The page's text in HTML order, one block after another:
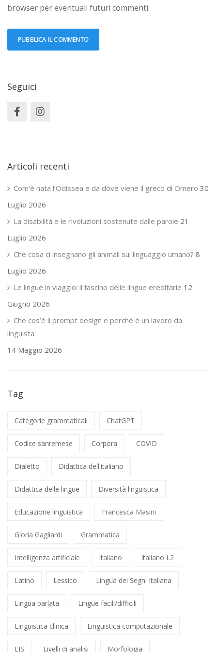
browser per eventuali futuri commenti.
Seguici
Articoli recenti
Com’è nata l’Odissea e da dove viene il greco di Omero 30
Luglio 2026
La disabilità e le rivoluzioni sostenute dalle parole 21
Luglio 2026
Che cosa ci insegnano gli animali sul linguaggio umano? 8
Luglio 2026
Le lingue in viaggio: il fascino delle lingue ereditarie 12
Giugno 2026
Che cos’è il prompt design e perché è un lavoro da
linguista
14 Maggio 2026
Tag
Categorie grammaticali ChatGPT
Codice sanremese Corpora COVID
Dialetto Didattica dell'italiano
Didattica delle lingue Diversità linguistica
Educazione linguistica Francesca Masini
Gloria Gagliardi Grammatica
Intelligenza artificiale Italiano Italiano L2
Latino Lessico Lingua dei Segni Italiana
Lingua parlata Lingue facili/difficili
Linguistica clinica Linguistica computazionale
LIS Livelli di analisi Morfologia